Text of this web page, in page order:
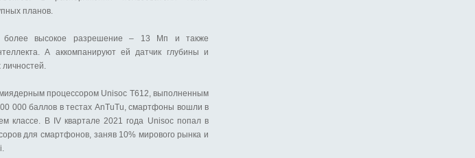
планов.
высокое разрешение – 13 Мп и также
А аккомпанируют ей датчик глубины и
процессором Unisoc T612, выполненным
000 баллов в тестах AnTuTu, смартфоны вошли в
классе. В IV квартале 2021 года Unisoc попал в
для смартфонов, заняв 10% мирового рынка и